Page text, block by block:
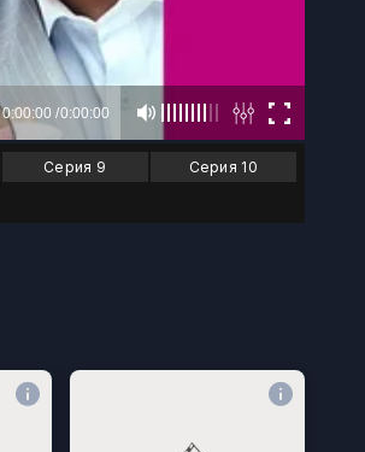
Серия 9
Серия 10